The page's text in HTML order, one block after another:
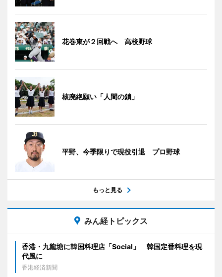
花巻東が２回戦へ 高校野球
核廃絶願い「人間の鎖」
平野、今季限りで現役引退 プロ野球
もっと見る
みん経トピックス
香港・九龍塘に韓国料理店「Social」 韓国定番料理を現
代風に
香港経済新聞